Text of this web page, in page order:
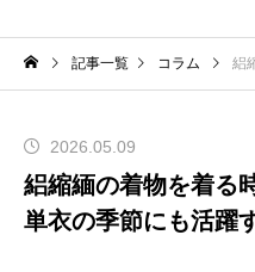
記事一覧 コラム 絽縮
2026.05.09
絽縮緬の着物を着る
単衣の季節にも活躍